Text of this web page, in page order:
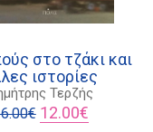
στο τζάκι και
ιστορίες
Τερζής
€ Original
price
12.00€Η
τρέχουσα